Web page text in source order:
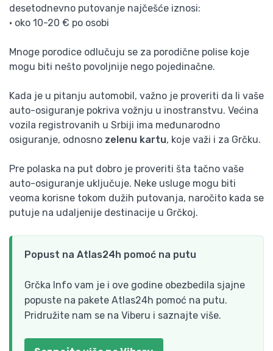
desetodnevno putovanje najčešće iznosi:
• oko 10-20 € po osobi
Mnoge porodice odlučuju se za porodične polise koje
mogu biti nešto povoljnije nego pojedinačne.
Kada je u pitanju automobil, važno je proveriti da li vaše
auto-osiguranje pokriva vožnju u inostranstvu. Većina
vozila registrovanih u Srbiji ima međunarodno
osiguranje, odnosno zelenu kartu, koje važi i za Grčku.
Pre polaska na put dobro je proveriti šta tačno vaše
auto-osiguranje uključuje. Neke usluge mogu biti
veoma korisne tokom dužih putovanja, naročito kada se
putuje na udaljenije destinacije u Grčkoj.
Popust na Atlas24h pomoć na putu
Grčka Info vam je i ove godine obezbedila sjajne
popuste na pakete Atlas24h pomoć na putu.
Pridružite nam se na Viberu i saznajte više.